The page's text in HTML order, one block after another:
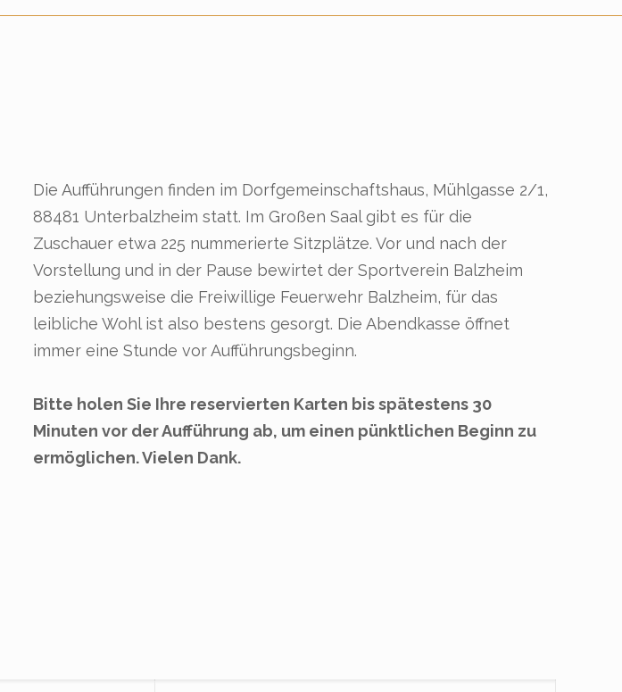
Die Aufführungen finden im Dorfgemeinschaftshaus, Mühlgasse 2/1,
88481 Unterbalzheim statt. Im Großen Saal gibt es für die
Zuschauer etwa 225 nummerierte Sitzplätze. Vor und nach der
Vorstellung und in der Pause bewirtet der Sportverein Balzheim
beziehungsweise die Freiwillige Feuerwehr Balzheim, für das
leibliche Wohl ist also bestens gesorgt. Die Abendkasse öffnet
immer eine Stunde vor Aufführungsbeginn.
Bitte holen Sie Ihre reservierten Karten bis spätestens 30
Minuten vor der Aufführung ab, um einen pünktlichen Beginn zu
ermöglichen. Vielen Dank.